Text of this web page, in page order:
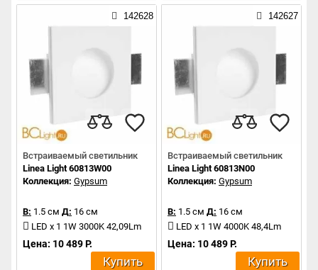
142628
Встраиваемый светильник
Linea Light 60813W00
Коллекция: Gypsum
В: 1.5 см Д: 16 см
LED x 1 1W 3000K 42,09Lm
Цена: 10 489 Р.
Купить
142627
Встраиваемый светильник
Linea Light 60813N00
Коллекция: Gypsum
В: 1.5 см Д: 16 см
LED x 1 1W 4000K 48,4Lm
Цена: 10 489 Р.
Купить